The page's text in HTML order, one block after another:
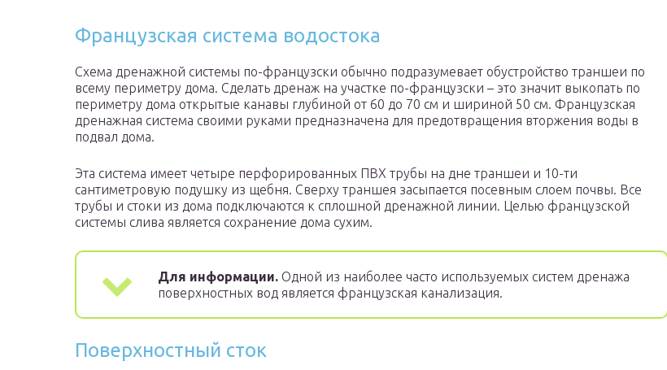
Французская система водостока
Схема дренажной системы по-французски обычно подразумевает обустройство траншеи по
всему периметру дома. Сделать дренаж на участке по-французски – это значит выкопать по
периметру дома открытые канавы глубиной от 60 до 70 см и шириной 50 см. Французская
дренажная система своими руками предназначена для предотвращения вторжения воды в
подвал дома.
Эта система имеет четыре перфорированных ПВХ трубы на дне траншеи и 10-ти
сантиметровую подушку из щебня. Сверху траншея засыпается посевным слоем почвы. Все
трубы и стоки из дома подключаются к сплошной дренажной линии. Целью французской
системы слива является сохранение дома сухим.
Для информации. Одной из наиболее часто используемых систем дренажа
поверхностных вод является французская канализация.
Поверхностный сток